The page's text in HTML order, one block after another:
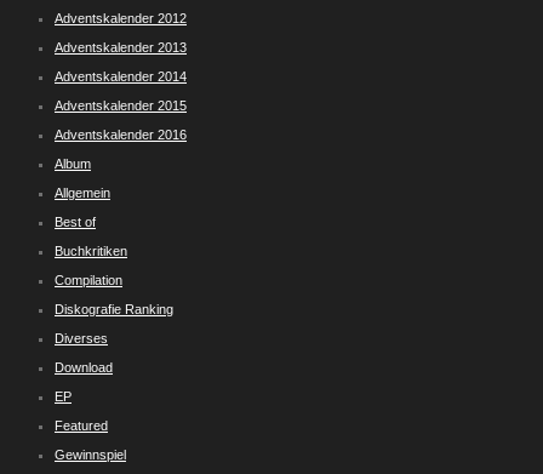
Adventskalender 2012
Adventskalender 2013
Adventskalender 2014
Adventskalender 2015
Adventskalender 2016
Album
Allgemein
Best of
Buchkritiken
Compilation
Diskografie Ranking
Diverses
Download
EP
Featured
Gewinnspiel